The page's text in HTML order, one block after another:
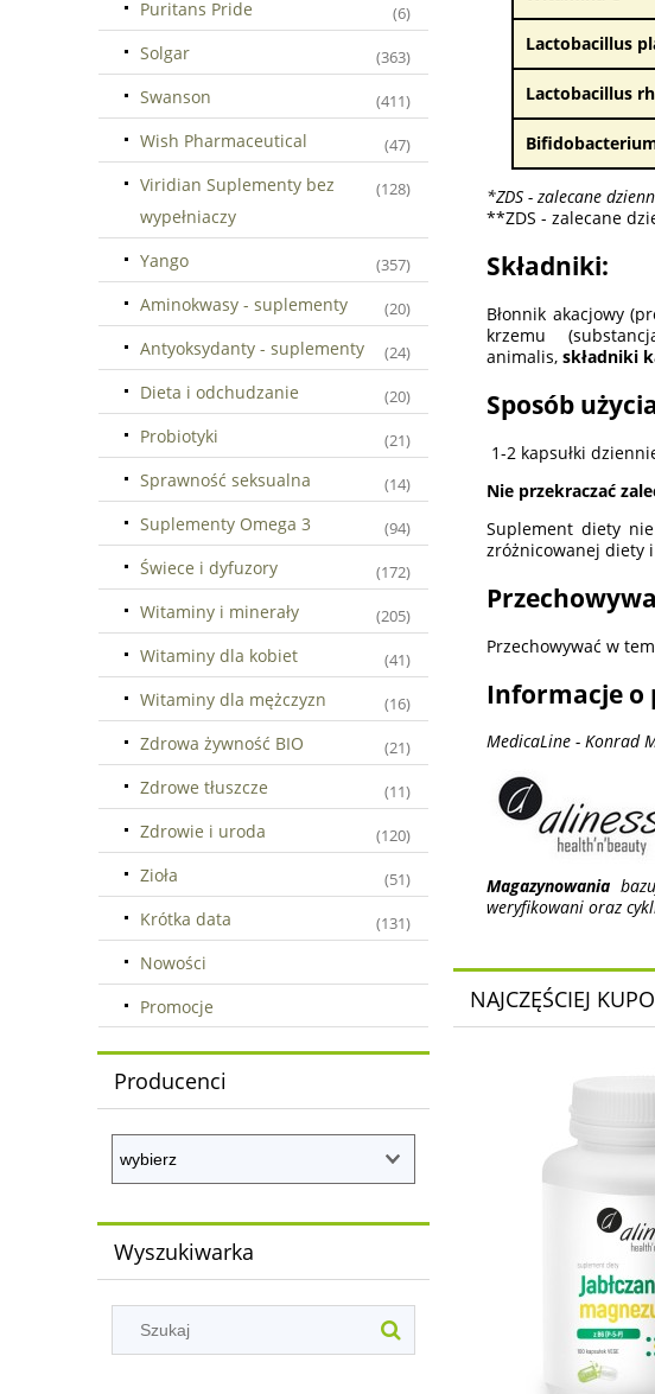
Puritans Pride (6)
Solgar (363)
Swanson (411)
Wish Pharmaceutical (47)
Viridian Suplementy bez
wypełniaczy
(128)
Yango (357)
Aminokwasy - suplementy (20)
Antyoksydanty - suplementy (24)
Dieta i odchudzanie (20)
Probiotyki (21)
Sprawność seksualna (14)
Suplementy Omega 3 (94)
Świece i dyfuzory (172)
Witaminy i minerały (205)
Witaminy dla kobiet (41)
Witaminy dla mężczyzn (16)
Zdrowa żywność BIO (21)
Zdrowe tłuszcze (11)
Zdrowie i uroda (120)
Zioła (51)
Krótka data (131)
Nowości
Promocje
Producenci
Wyszukiwarka
Lactobacillus
Lactobacillus
*ZDS - zalecane
**ZDS - zalecane
Składniki:
Błonnik akacjowy
krzemu
animalis, składniki
Sposób
1-2 kapsułki
Nie przekraczać
Suplement diety
zróżnicowanej diety
Przechowywać w
Informacje o
MedicaLine - Konrad
Magazynowania
weryfikowani oraz
NAJCZĘŚCIEJ